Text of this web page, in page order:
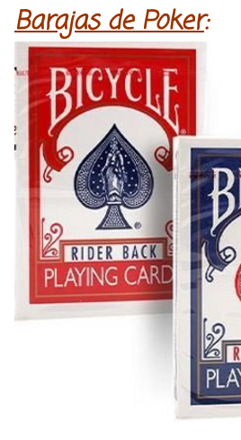
Barajas de Poker: